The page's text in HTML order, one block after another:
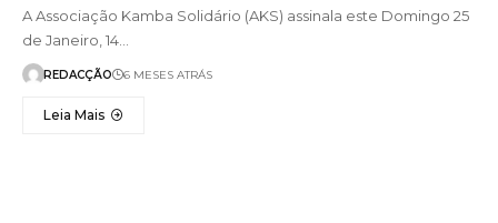
A Associação Kamba Solidário (AKS) assinala este Domingo 25
de Janeiro, 14…
REDACÇÃO 6 MESES ATRÁS
Leia Mais